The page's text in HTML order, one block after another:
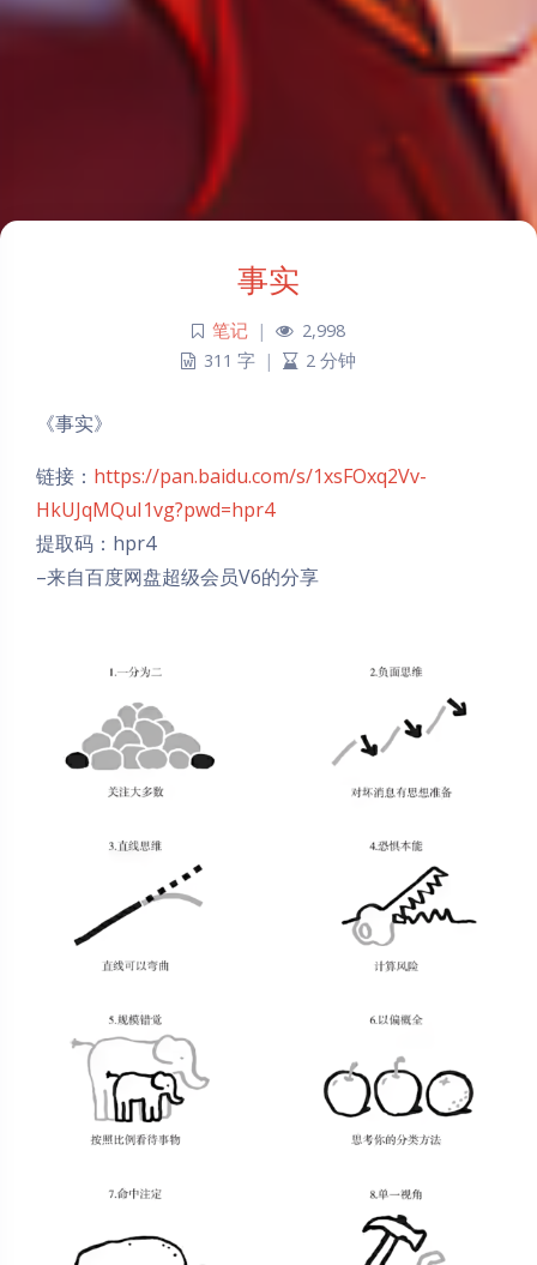
事实
笔记 |
2,998
311 字 | 2 分钟
《事实》
链接： https://pan.baidu.com/s/1xsFOxq2Vv-
HkUJqMQuI1vg?pwd=hpr4
提取码：hpr4
–来自百度网盘超级会员V6的分享